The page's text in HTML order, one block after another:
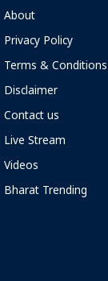
About
Privacy Policy
Terms & Conditions
Disclaimer
Contact us
Live Stream
Videos
Bharat Trending